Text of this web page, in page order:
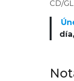
CD/GL